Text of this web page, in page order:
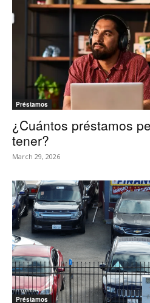
Préstamos
¿Cuántos préstamos
tener?
March 29, 2026
Préstamos